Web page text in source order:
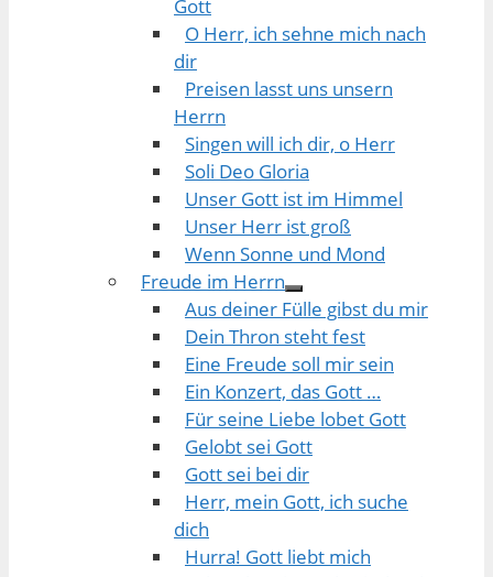
Gott
O Herr, ich sehne mich nach
dir
Preisen lasst uns unsern
Herrn
Singen will ich dir, o Herr
Soli Deo Gloria
Unser Gott ist im Himmel
Unser Herr ist groß
Wenn Sonne und Mond
Freude im Herrn
Aus deiner Fülle gibst du mir
Dein Thron steht fest
Eine Freude soll mir sein
Ein Konzert, das Gott …
Für seine Liebe lobet Gott
Gelobt sei Gott
Gott sei bei dir
Herr, mein Gott, ich suche
dich
Hurra! Gott liebt mich